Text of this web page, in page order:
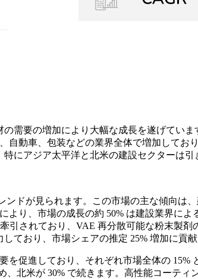
需要の増加により大幅な成長を遂げてい
自動車、包装などの業界全体で増加して
にアジア太平洋と北米の建設セクターは
ドが見られます。この市場の主な傾向は
り、市場の成長の約 50% は建設業界に
引されており、VAE 再分散可能な粉末製
ており、市場シェアの推定 25% 増加に貢献
促進しており、それぞれ市場全体の
北米が 30% で続きます。高性能コーティ